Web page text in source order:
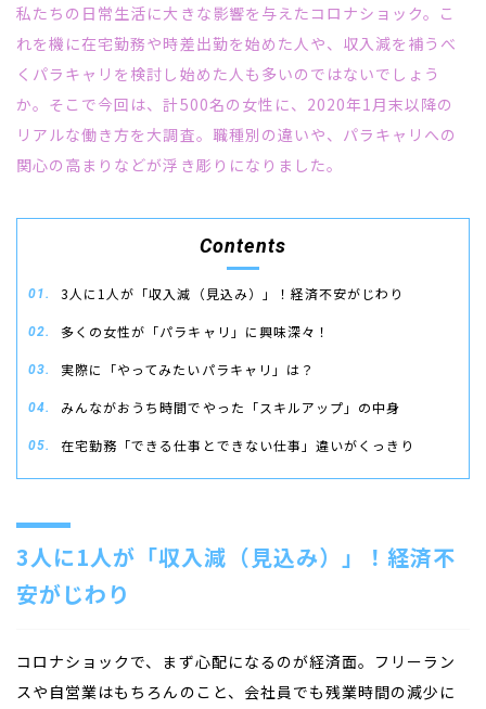
私たちの日常生活に大きな影響を与えたコロナショック。こ
れを機に在宅勤務や時差出勤を始めた人や、収入減を補うべ
くパラキャリを検討し始めた人も多いのではないでしょう
か。そこで今回は、計500名の女性に、2020年1月末以降の
リアルな働き方を大調査。職種別の違いや、パラキャリへの
関心の高まりなどが浮き彫りになりました。
Contents
3人に1人が「収入減（見込み）」！経済不安がじわり
多くの女性が「パラキャリ」に興味深々！
実際に「やってみたいパラキャリ」は？
みんながおうち時間でやった「スキルアップ」の中身
在宅勤務「できる仕事とできない仕事」違いがくっきり
3人に1人が「収入減（見込み）」！経済不
安がじわり
コロナショックで、まず心配になるのが経済面。フリーラン
スや自営業はもちろんのこと、会社員でも残業時間の減少に